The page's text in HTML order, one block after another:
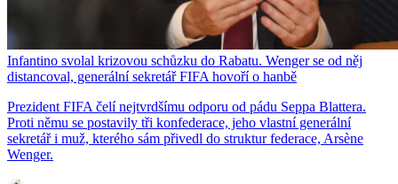
Infantino svolal krizovou schůzku do Rabatu. Wenger se od něj
distancoval, generální sekretář FIFA hovoří o hanbě
Prezident FIFA čelí nejtvrdšímu odporu od pádu Seppa Blattera.
Proti němu se postavily tři konfederace, jeho vlastní generální
sekretář i muž, kterého sám přivedl do struktur federace, Arsène
Wenger.